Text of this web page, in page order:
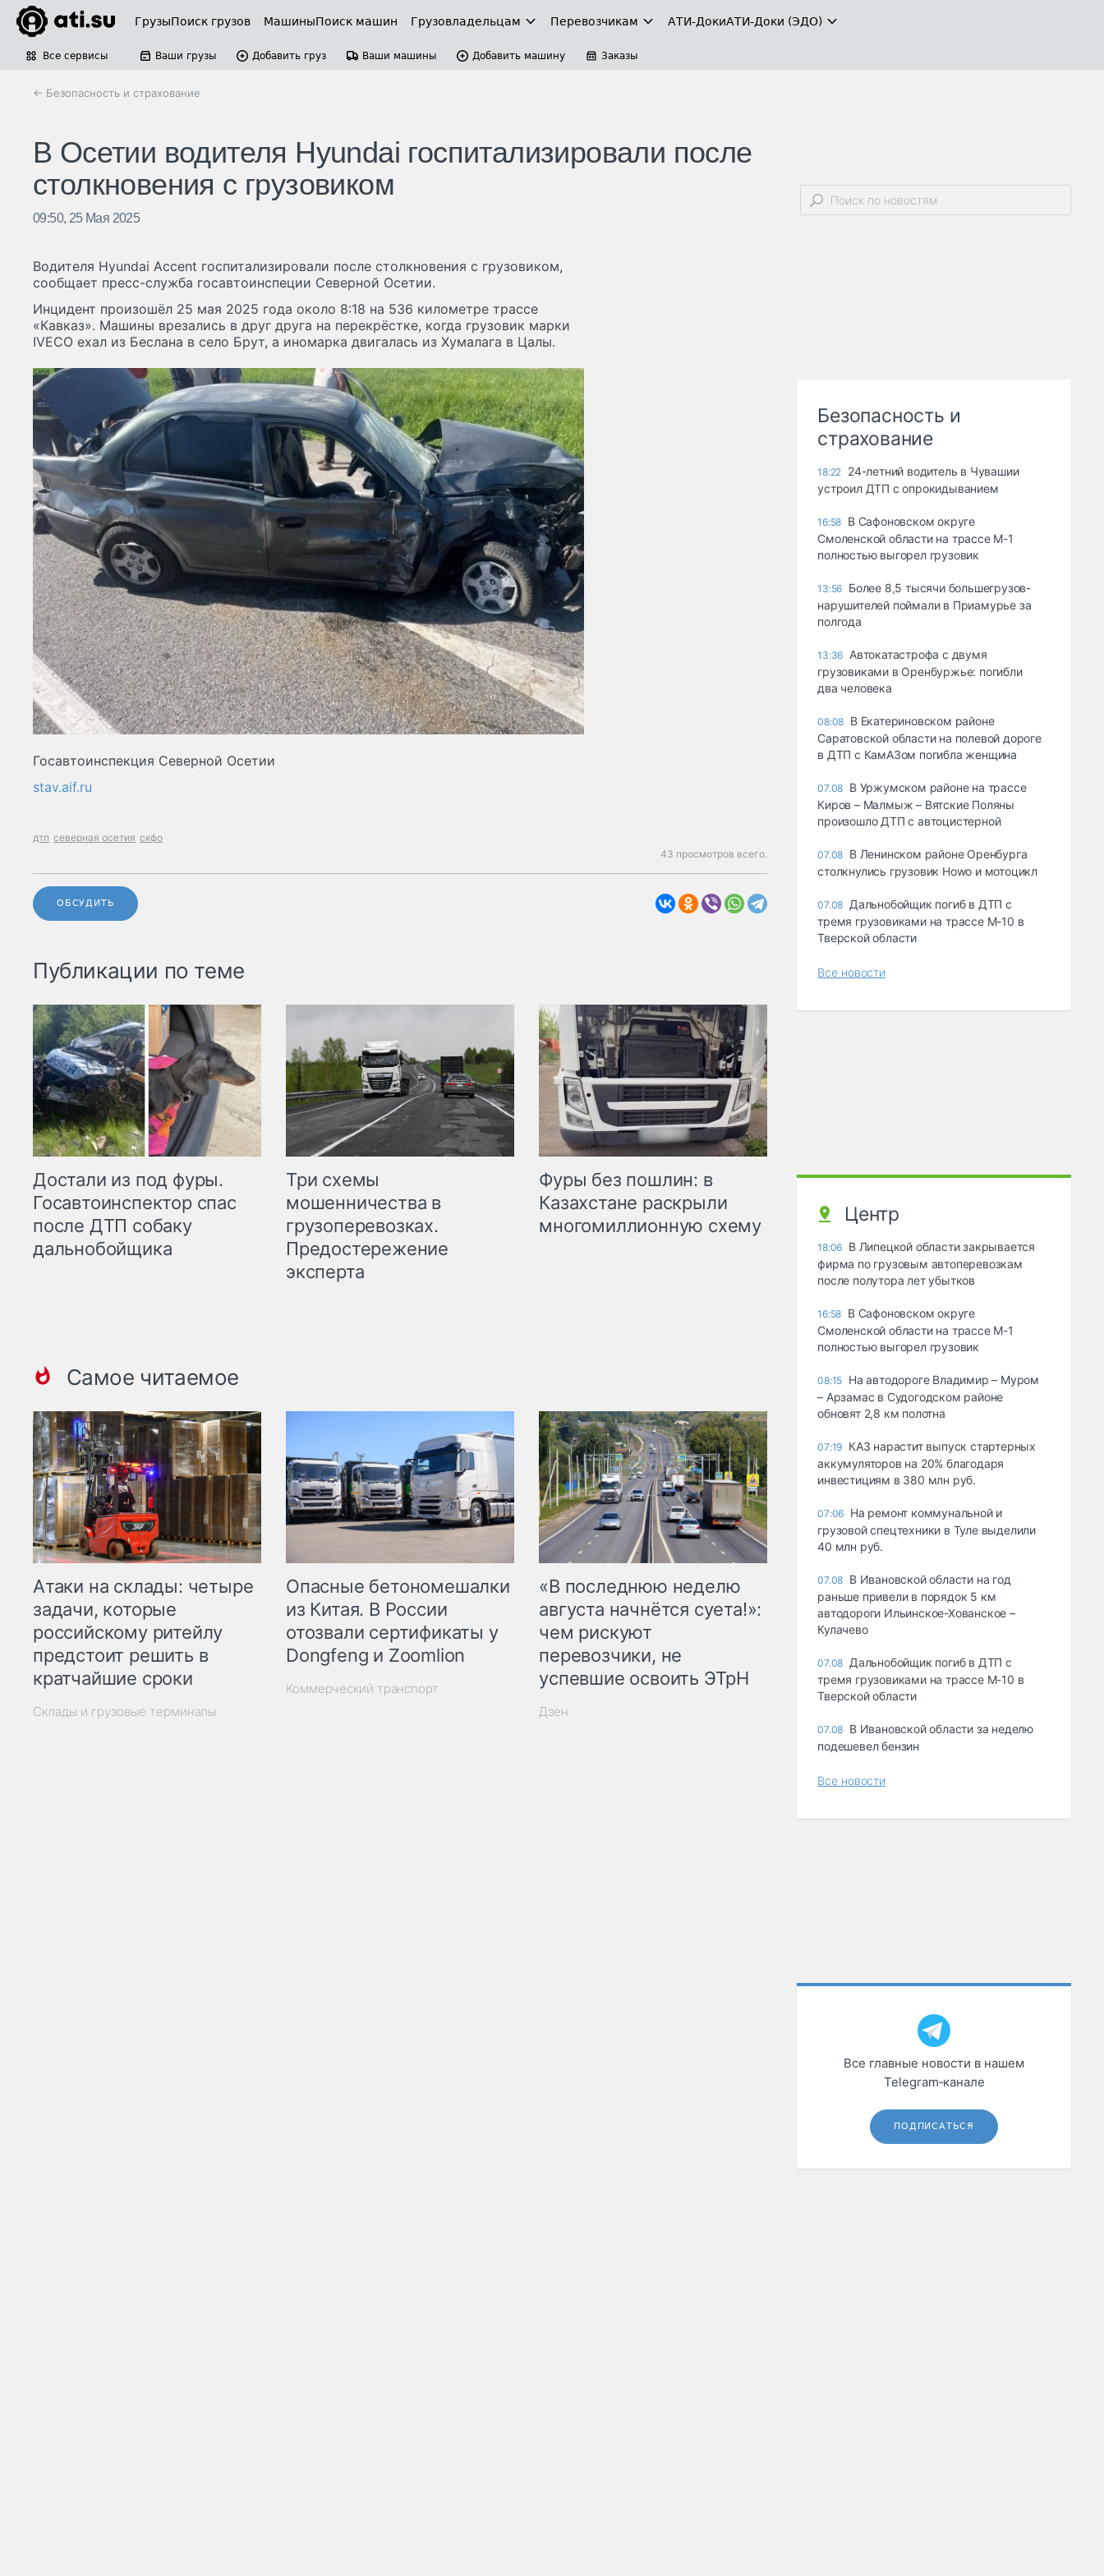
ГрузыПоиск грузов МашиныПоиск машин Грузовладельцам Перевозчикам АТИ-ДокиАТИ-Доки (ЭДО)
Все сервисы Ваши грузы Добавить груз Ваши машины Добавить машину Заказы
← Безопасность и страхование
В Осетии водителя Hyundai госпитализировали после
столкновения с грузовиком
09:50, 25 Мая 2025
Водителя Hyundai Accent госпитализировали после столкновения с грузовиком,
сообщает пресс-служба госавтоинспеции Северной Осетии.
Инцидент произошёл 25 мая 2025 года около 8:18 на 536 километре трассе
«Кавказ». Машины врезались в друг друга на перекрёстке, когда грузовик марки
IVECO ехал из Беслана в село Брут, а иномарка двигалась из Хумалага в Цалы.
Госавтоинспекция Северной Осетии
stav.aif.ru
дтп северная осетия скфо
43 просмотров всего.
ОБСУДИТЬ
Публикации по теме
Достали из под фуры.
Госавтоинспектор спас
после ДТП собаку
дальнобойщика
Три схемы
мошенничества в
грузоперевозках.
Предостережение
эксперта
Фуры без пошлин: в
Казахстане раскрыли
многомиллионную схему
Самое читаемое
Атаки на склады: четыре
задачи, которые
российскому ритейлу
предстоит решить в
кратчайшие сроки
Склады и грузовые терминалы
Опасные бетономешалки
из Китая. В России
отозвали сертификаты у
Dongfeng и Zoomlion
Коммерческий транспорт
«В последнюю неделю
августа начнётся суета!»:
чем рискуют
перевозчики, не
успевшие освоить ЭТрН
Дзен
Безопасность и
страхование
18:22 24-летний водитель в Чувашии
устроил ДТП с опрокидыванием
16:58 В Сафоновском округе
Смоленской области на трассе М-1
полностью выгорел грузовик
13:56 Более 8,5 тысячи большегрузов-
нарушителей поймали в Приамурье за
полгода
13:36 Автокатастрофа с двумя
грузовиками в Оренбуржье: погибли
два человека
08:08 В Екатериновском районе
Саратовской области на полевой дороге
в ДТП с КамАЗом погибла женщина
07.08 В Уржумском районе на трассе
Киров – Малмыж – Вятские Поляны
произошло ДТП с автоцистерной
07.08 В Ленинском районе Оренбурга
столкнулись грузовик Howo и мотоцикл
07.08 Дальнобойщик погиб в ДТП с
тремя грузовиками на трассе М-10 в
Тверской области
Все новости
Центр
18:06 В Липецкой области закрывается
фирма по грузовым автоперевозкам
после полутора лет убытков
16:58 В Сафоновском округе
Смоленской области на трассе М-1
полностью выгорел грузовик
08:15 На автодороге Владимир – Муром
– Арзамас в Судогодском районе
обновят 2,8 км полотна
07:19 КАЗ нарастит выпуск стартерных
аккумуляторов на 20% благодаря
инвестициям в 380 млн руб.
07:06 На ремонт коммунальной и
грузовой спецтехники в Туле выделили
40 млн руб.
07.08 В Ивановской области на год
раньше привели в порядок 5 км
автодороги Ильинское-Хованское –
Кулачево
07.08 Дальнобойщик погиб в ДТП с
тремя грузовиками на трассе М-10 в
Тверской области
07.08 В Ивановской области за неделю
подешевел бензин
Все новости
Все главные новости в нашем
Telegram‑канале
ПОДПИСАТЬСЯ